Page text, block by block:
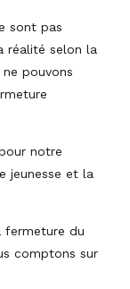
sont pas
réalité selon la
pouvons
notre
jeunesse et la
fermeture du
comptons sur